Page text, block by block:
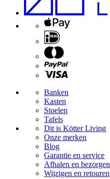
Banken
Kasten
Stoelen
Tafels
Dit is Kötter Living
Onze merken
Blog
Garantie en service
Afhalen en bezorgen
Wijzigen en retouren